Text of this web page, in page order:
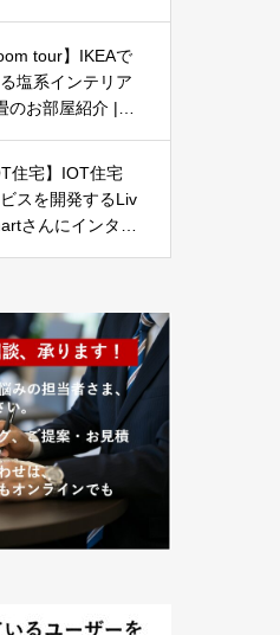
tour】IKEAで
塩系インテリア
のお部屋紹介 | IK
住宅】IOT住宅
スを開発するLiv
さんにインタビ